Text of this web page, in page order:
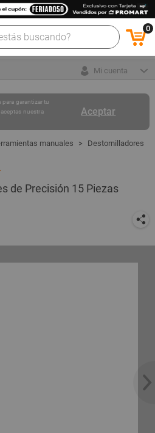
0
Mi cuenta
Aceptar
garantizar tu
nuestra
manuales
Destornilladores
de Precisión 15 Piezas